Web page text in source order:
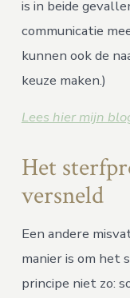
is in beide
communicatie
kunnen ook de
keuze maken.)
Lees hier mijn
Het
versneld
Een andere
manier is om het
principe niet zo: